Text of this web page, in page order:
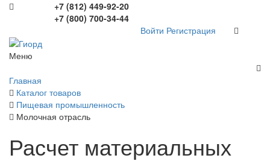
+7 (812) 449-92-20
+7 (800) 700-34-44
Войти Регистрация
Меню
Главная
Каталог товаров
Пищевая промышленность
Молочная отрасль
Расчет материальных